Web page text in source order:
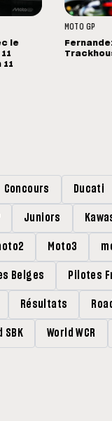
le
MOTO GP
Concours Ducati
Juniors
Moto3
Belges Pilotes
Résultats
SBK World WCR